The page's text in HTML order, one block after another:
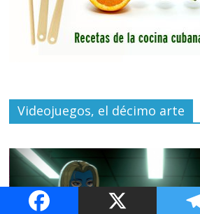
Videojuegos, el décimo arte